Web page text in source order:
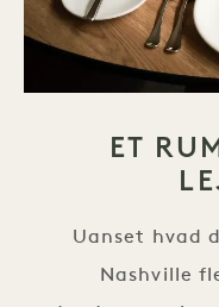
ET
Uanset hvad
Nashville